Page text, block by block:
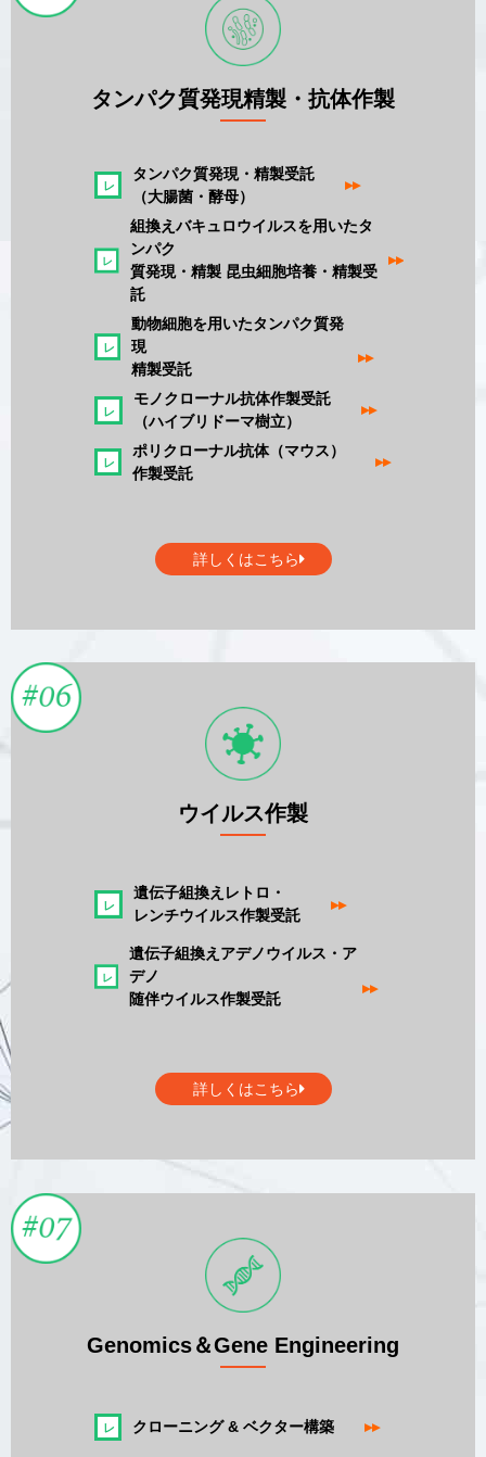
タンパク質発現精製・抗体作製
タンパク質発現・精製受託
（大腸菌・酵母）
▸▸
組換えバキュロウイルスを用いたタ
ンパク
質発現・精製 昆虫細胞培養・精製受
託
▸▸
動物細胞を用いたタンパク質発
現
精製受託
▸▸
モノクローナル抗体作製受託
（ハイブリドーマ樹立）
▸▸
ポリクローナル抗体（マウス）
作製受託
▸▸
詳しくはこちら
ウイルス作製
遺伝子組換えレトロ・
レンチウイルス作製受託
▸▸
遺伝子組換えアデノウイルス・ア
デノ
随伴ウイルス作製受託
▸▸
詳しくはこちら
Genomics＆Gene Engineering
クローニング & ベクター構築▸▸